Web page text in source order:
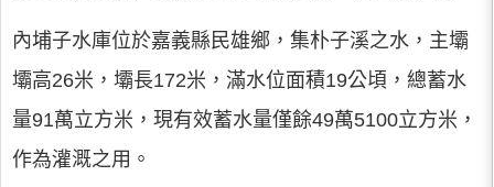
內埔子水庫位於嘉義縣民雄鄉，集朴子溪之水，主壩
壩高26米，壩長172米，滿水位面積19公頃，總蓄水
量91萬立方米，現有效蓄水量僅餘49萬5100立方米，
作為灌溉之用。